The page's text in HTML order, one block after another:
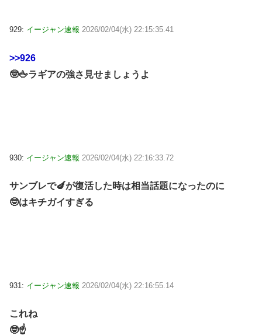
929: イージャン速報 2026/02/04(水) 22:15:35.41
>>926
🤓🖕ラギアの強さ見せましょうよ
930: イージャン速報 2026/02/04(水) 22:16:33.72
サンブレで🍆が復活した時は相当話題になったのに
🤓はキチガイすぎる
931: イージャン速報 2026/02/04(水) 22:16:55.14
これね
🤓☝